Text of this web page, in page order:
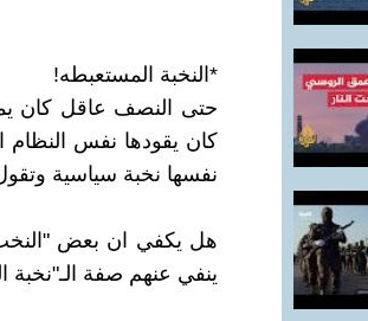
*النخبة المستعبطه!
نفسها نخبة سياسية
هل يكفي ان بعض "النخب
ينفي عنهم صفة الـ"نخبة